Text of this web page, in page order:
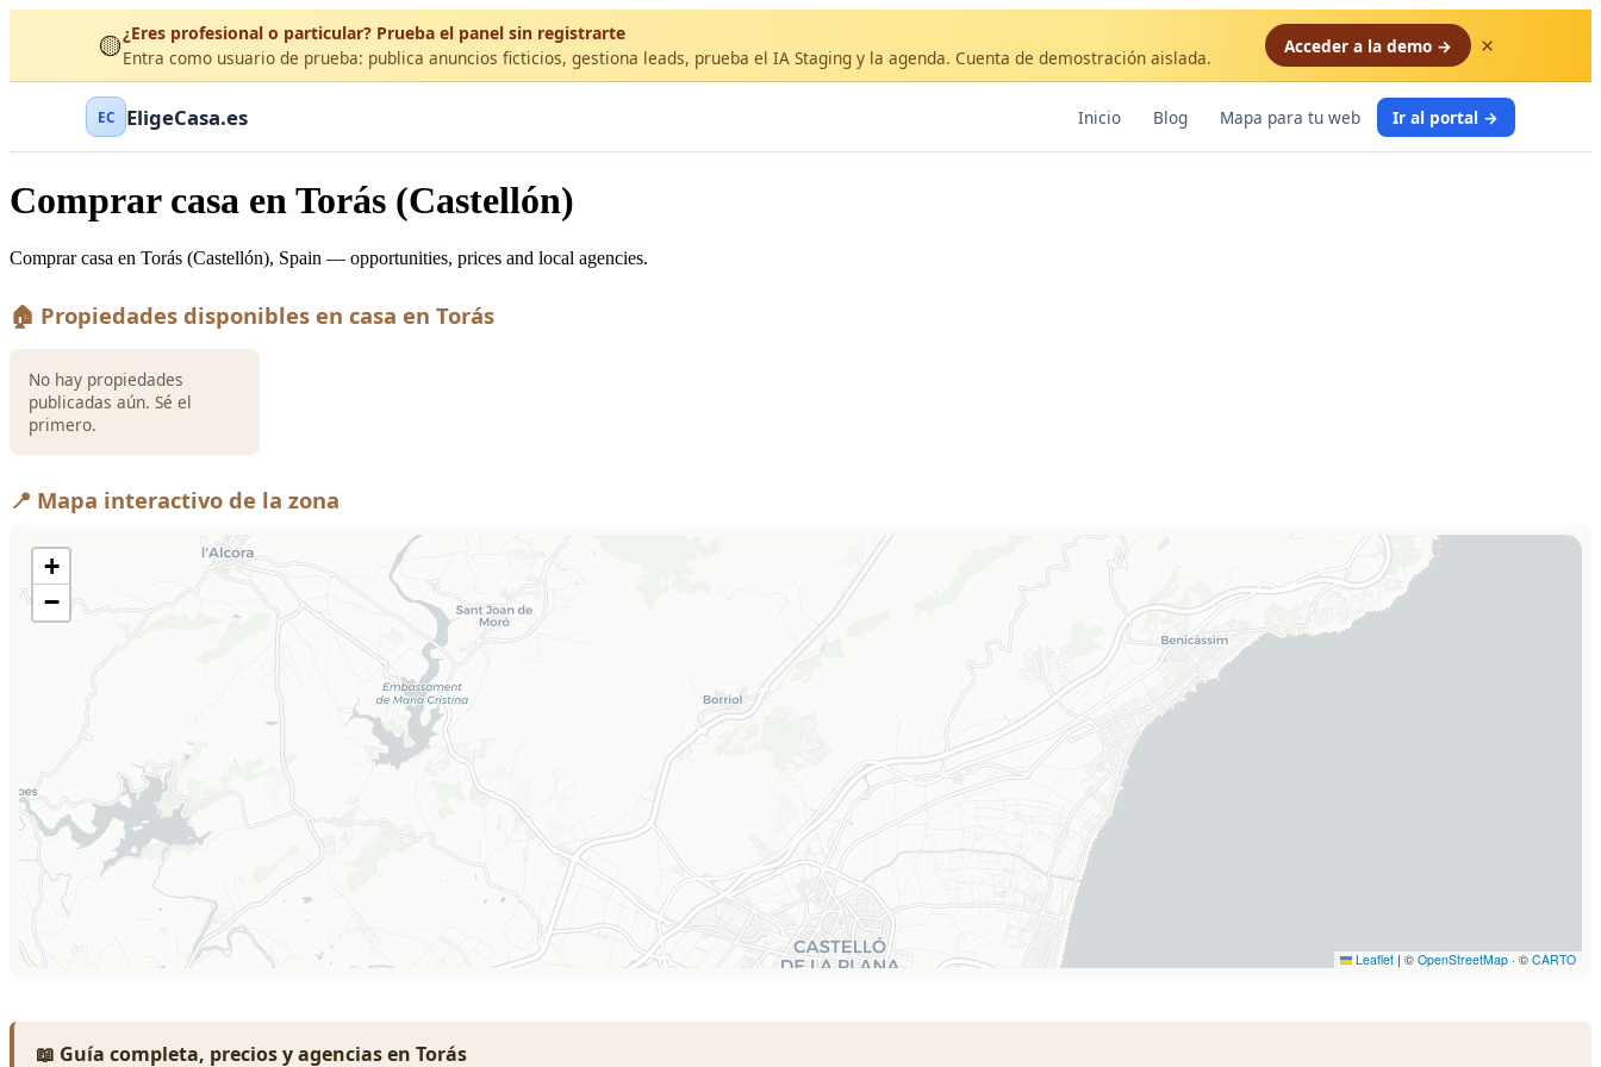
🟡¿Eres profesional o particular? Prueba el panel sin registrarte
Entra como usuario de prueba: publica anuncios ficticios, gestiona leads, prueba el IA Staging y la agenda. Cuenta de demostración aislada.
Acceder a la demo → ×
EC EligeCasa.es Inicio Blog Mapa para tu web Ir al portal →
Comprar casa en Torás (Castellón)
Comprar casa en Torás (Castellón), Spain — opportunities, prices and local agencies.
🏠 Propiedades disponibles en casa en Torás
No hay propiedades
publicadas aún. Sé el
primero.
📍 Mapa interactivo de la zona
📖 Guía completa, precios y agencias en Torás